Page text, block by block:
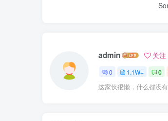
admin 关注
0 1.1W+ 0
这家伙很懒，什么都没